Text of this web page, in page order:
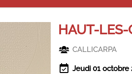
HAUT-LES-
CALLICARPA
Jeudi 01 octobre